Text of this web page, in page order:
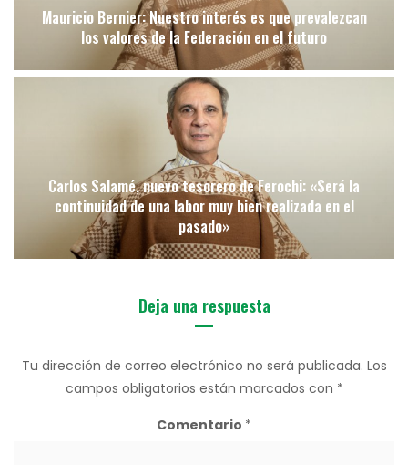
Mauricio Bernier: Nuestro interés es que prevalezcan
los valores de la Federación en el futuro
Carlos Salamé, nuevo tesorero de Ferochi: «Será la
continuidad de una labor muy bien realizada en el
pasado»
Deja una respuesta
Tu dirección de correo electrónico no será publicada. Los
campos obligatorios están marcados con *
Comentario *